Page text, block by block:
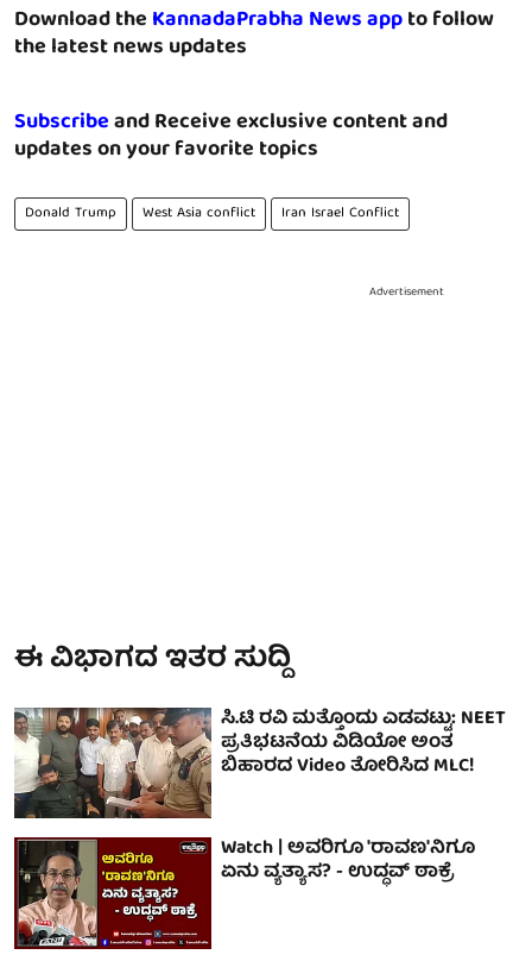
Download theKannadaPrabha News appto follow
the latest news updates
Subscribeand Receive exclusive content and
updates on your favorite topics
Donald Trump West Asia conflict Iran Israel Conflict
Advertisement
ಈ ವಿಭಾಗದ ಇತರ ಸುದ್ದಿ
ಸಿ.ಟಿ ರವಿ ಮತ್ತೊಂದು ಎಡವಟ್ಟು: NEET
ಪ್ರತಿಭಟನೆಯ ವಿಡಿಯೋ ಅಂತ
ಬಿಹಾರದ Video ತೋರಿಸಿದ MLC!
Watch | ಅವರಿಗೂ 'ರಾವಣ'ನಿಗೂ
ಏನು ವ್ಯತ್ಯಾಸ? - ಉದ್ಧವ್ ಠಾಕ್ರೆ